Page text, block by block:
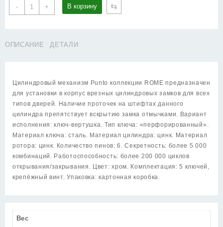
-
Количество
товара
(Пунто)
вертушкой
CP
хром
+ В корзину ⇆
ОПИСАНИЕ ДЕТАЛИ
Цилиндровый механизм Punto коллекции ROME предназначен
для установки в корпус врезных цилиндровых замков для всех
типов дверей. Наличие проточек на штифтах данного
цилиндра препятствует вскрытию замка отмычками. Вариант
исполнения: ключ-вертушка. Тип ключа: «перфорированный».
Материал ключа: сталь. Материал цилиндра: цинк. Материал
ротора: цинк. Количество пинов: 6. Секретность: более 5 000
комбинаций. Работоспособность: более 200 000 циклов
открывания/закрывания. Цвет: хром. Комплектация: 5 ключей,
крепёжный винт. Упаковка: картонная коробка.
Вес